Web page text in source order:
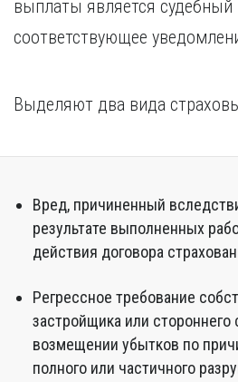
выплаты является судебный
соответствующее
Выделяют два вида
Вред, причиненный
результате выполненных
действия договора
Регрессное требование
застройщика или стороннего
возмещении убытков по
полного или частичного